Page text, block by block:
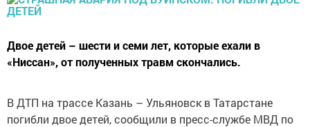
Двое детей – шести и семи лет, которые ехали в
«Ниссан», от полученных травм скончались.
В ДТП на трассе Казань – Ульяновск в Татарстане
погибли двое детей, сообщили в пресс-службе МВД по